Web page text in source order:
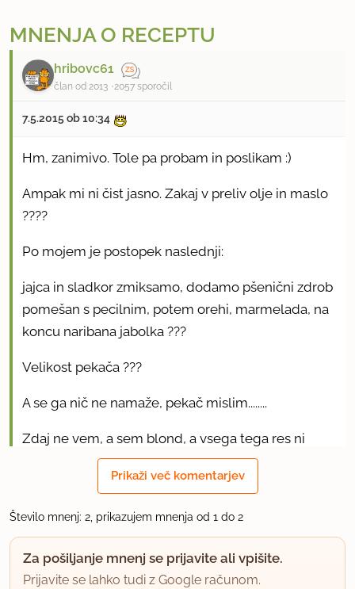
MNENJA O RECEPTU
hribovc61
član od 2013 2057 sporočil
7.5.2015 ob 10:34
Hm, zanimivo. Tole pa probam in poslikam :)
Ampak mi ni čist jasno. Zakaj v preliv olje in maslo
????
Po mojem je postopek naslednji:
jajca in sladkor zmiksamo, dodamo pšenični zdrob
pomešan s pecilnim, potem orehi, marmelada, na
koncu naribana jabolka ???
Velikost pekača ???
A se ga nič ne namaže, pekač mislim........
Zdaj ne vem, a sem blond, a vsega tega res ni
navedenega :) :) :)
brez zamere...
uporabno
pikapolonica80
Prikaži več komentarjev
Število mnenj: 2, prikazujem mnenja od 1 do 2
Za pošiljanje mnenj se prijavite ali vpišite.
Prijavite se lahko tudi z Google računom.